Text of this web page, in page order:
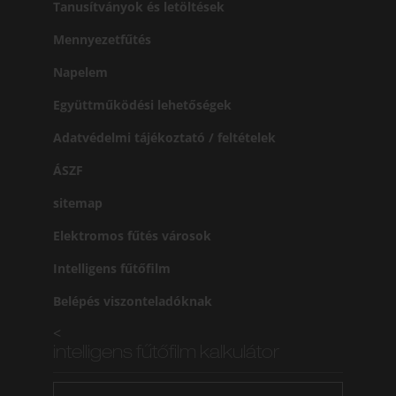
Tanusítványok és letöltések
Mennyezetfűtés
Napelem
Együttműködési lehetőségek
Adatvédelmi tájékoztató / feltételek
ÁSZF
sitemap
Elektromos fűtés városok
Intelligens fűtőfilm
Belépés viszonteladóknak
<